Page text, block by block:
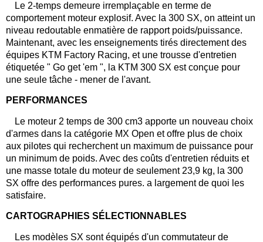
Le 2-temps demeure irremplaçable en terme de
comportement moteur explosif. Avec la 300 SX, on atteint un
niveau redoutable enmatière de rapport poids/puissance.
Maintenant, avec les enseignements tirés directement des
équipes KTM Factory Racing, et une trousse d'entretien
étiquetée " Go get 'em ", la KTM 300 SX est conçue pour
une seule tâche - mener de l'avant.
PERFORMANCES
Le moteur 2 temps de 300 cm3 apporte un nouveau choix
d'armes dans la catégorie MX Open et offre plus de choix
aux pilotes qui recherchent un maximum de puissance pour
un minimum de poids. Avec des coûts d'entretien réduits et
une masse totale du moteur de seulement 23,9 kg, la 300
SX offre des performances pures. a largement de quoi les
satisfaire.
CARTOGRAPHIES SÉLECTIONNABLES
Les modèles SX sont équipés d'un commutateur de